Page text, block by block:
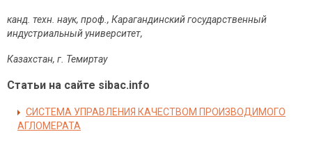
канд. техн. наук, проф., Карагандинский государственный
индустриальный университет,
Казахстан, г Темиртау
Статьи на сайте sibac.info
СИСТЕМА УПРАВЛЕНИЯ КАЧЕСТВОМ ПРОИЗВОДИМОГО
АГЛОМЕРАТА